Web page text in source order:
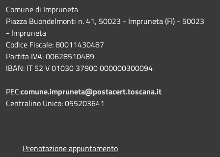
Comune di Impruneta
Piazza Buondelmonti n. 41, 50023 - Impruneta (FI) - 50023
- Impruneta
Codice Fiscale: 80011430487
Partita IVA: 00628510489
IBAN: IT 52 V 01030 37900 000000300094
PEC:comune.impruneta@postacert.toscana.it
Centralino Unico: 055203641
Prenotazione appuntamento